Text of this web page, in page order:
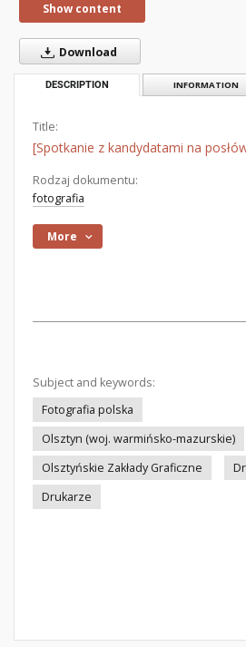
Show content
Download
DESCRIPTION INFORMATION
Title:
[Spotkanie z kandydatami na
Rodzaj dokumentu:
fotografia
More
Subject and keywords:
Fotografia polska
Olsztyn (woj. warmińsko-mazurskie)
Olsztyńskie Zakłady Graficzne
Drukarze